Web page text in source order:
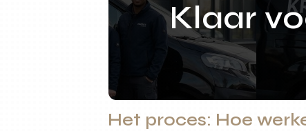
Klaar
Het proces: Hoe